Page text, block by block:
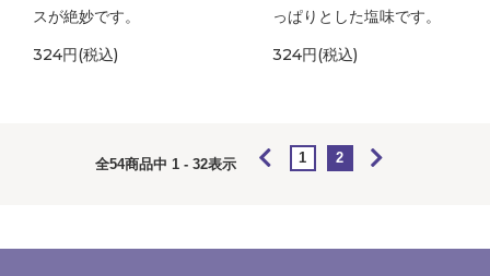
スが絶妙です。
324円(税込)
っぱりとした塩味です。
324円(税込)
全54商品中 1 - 32表示 1 2